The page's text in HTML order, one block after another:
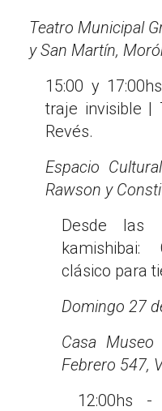
Teatro Municipal
y San Martín,
15:00 y
traje invisible |
Revés.
Espacio
Rawson y
Desde las
clásico para
Domingo 27
Casa
Febrero 547,
12:00hs -